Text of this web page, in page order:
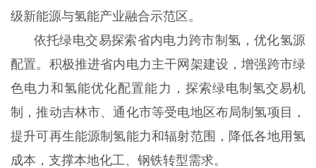
级新能源与氢能产业融合示范区。
依托绿电交易探索省内电力跨市制氢，优化氢源
配置。积极推进省内电力主干网架建设，增强跨市绿
色电力和氢能优化配置能力，探索绿电制氢交易机
制，推动吉林市、通化市等受电地区布局制氢项目，
提升可再生能源制氢能力和辐射范围，降低各地用氢
成本，支撑本地化工、钢铁转型需求。